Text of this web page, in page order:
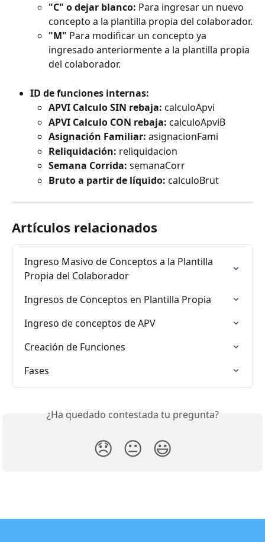
"C" o dejar blanco: Para ingresar un nuevo
concepto a la plantilla propia del colaborador.
"M" Para modificar un concepto ya
ingresado anteriormente a la plantilla propia
del colaborador.
ID de funciones internas:
APVI Calculo SIN rebaja: calculoApvi
APVI Calculo CON rebaja: calculoApviB
Asignación Familiar: asignacionFami
Reliquidación: reliquidacion
Semana Corrida: semanaCorr
Bruto a partir de líquido: calculoBrut
Artículos relacionados
Ingreso Masivo de Conceptos a la Plantilla
Propia del Colaborador
Ingresos de Conceptos en Plantilla Propia
Ingreso de conceptos de APV
Creación de Funciones
Fases
¿Ha quedado contestada tu pregunta?
😞 😐 😃